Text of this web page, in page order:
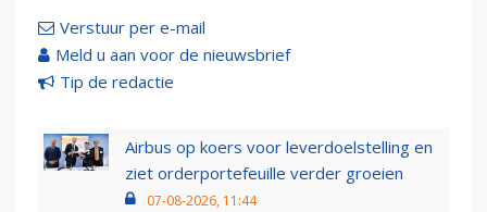
Verstuur per e-mail
Meld u aan voor de nieuwsbrief
Tip de redactie
Airbus op koers voor leverdoelstelling en
ziet orderportefeuille verder groeien
07-08-2026, 11:44